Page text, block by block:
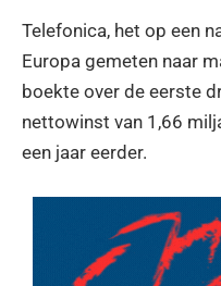
Telefonica, het op een
Europa gemeten naar
boekte over de eerste
nettowinst van 1,66
een jaar eerder.